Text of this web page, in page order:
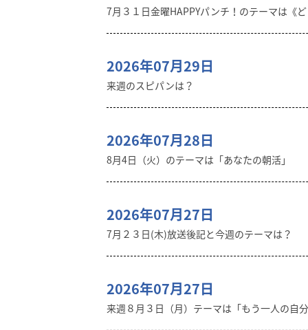
7月３１日金曜HAPPYパンチ！のテーマは《ど
2026年07月29日
来週のスピパンは？
2026年07月28日
8月4日（火）のテーマは「あなたの朝活」
2026年07月27日
7月２３日(木)放送後記と今週のテーマは？
2026年07月27日
来週８月３日（月）テーマは「もう一人の自分